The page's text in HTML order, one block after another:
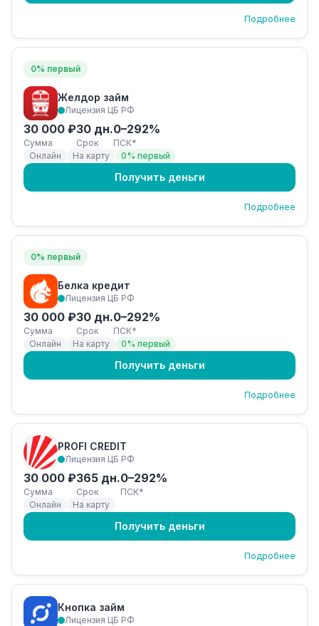
Подробнее
0% первый
Желдор займ
Лицензия ЦБ РФ
30 000 ₽
Сумма
30 дн.
Срок
0–292%
ПСК*
Онлайн
На карту 0% первый
Получить деньги
Подробнее
0% первый
Белка кредит
Лицензия ЦБ РФ
30 000 ₽
Сумма
30 дн.
Срок
0–292%
ПСК*
Онлайн
На карту 0% первый
Получить деньги
Подробнее
PROFI CREDIT
Лицензия ЦБ РФ
30 000 ₽
Сумма
365 дн.
Срок
0–292%
ПСК*
Онлайн
На карту
Получить деньги
Подробнее
Кнопка займ
Лицензия ЦБ РФ